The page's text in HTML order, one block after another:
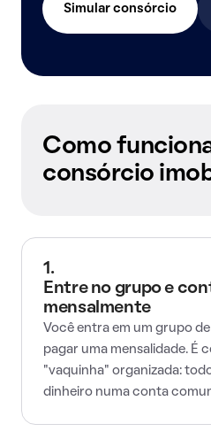
Simular consórcio
Como
consórcio
1.
Entre no grupo e
mensalmente
Você entra em um grupo
pagar uma mensalidade. É
"vaquinha" organizada:
dinheiro numa conta